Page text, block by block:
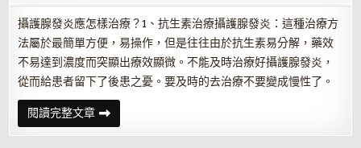
攝護腺發炎應怎樣治療？1、抗生素治療攝護腺發炎：這種治療方
法屬於最簡單方便，易操作，但是往往由於抗生素易分解，藥效
不易達到濃度而突顯出療效顯微。不能及時治療好攝護腺發炎，
從而給患者留下了後患之憂。要及時的去治療不要變成慢性了。
閱讀完整文章攝
護
腺